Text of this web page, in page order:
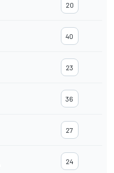
20
40
23
36
27
24